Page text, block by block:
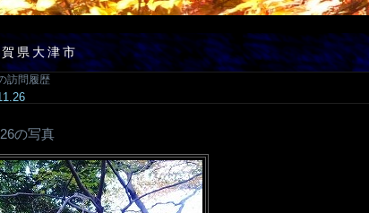
県大津市
訪問履歴
の写真